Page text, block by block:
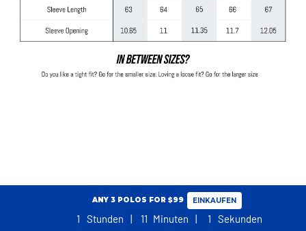
ANY 3 POLOS FOR $99 EINKAUFEN
1 Stunden 11 Minuten 1 Sekunden